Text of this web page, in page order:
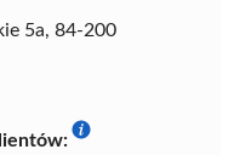
5a, 84-200